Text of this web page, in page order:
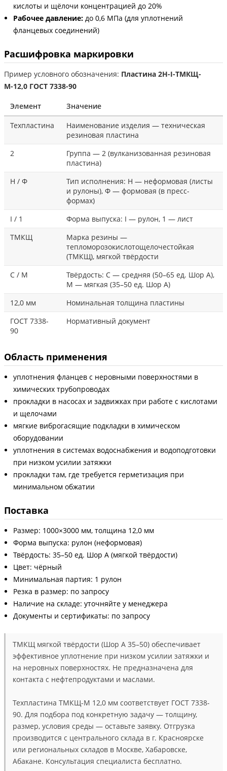
кислоты и щёлочи концентрацией до 20%
Рабочее давление: до 0,6 МПа (для уплотнений
фланцевых соединений)
Расшифровка маркировки
Пример условного обозначения: Пластина 2Н-I-ТМКЩ-
М-12,0 ГОСТ 7338-90
Элемент
Значение
Техпластина
Наименование изделия — техническая
резиновая пластина
2
Группа — 2 (вулканизованная резиновая
пластина)
Н / Ф
Тип исполнения: Н — неформовая (листы
и рулоны), Ф — формовая (в пресс-
формах)
I / 1
Форма выпуска: I — рулон, 1 — лист
ТМКЩ
Марка резины —
тепломорозокислотощелочестойкая
(ТМКЩ), мягкой твёрдости
С / М
Твёрдость: С — средняя (50–65 ед. Шор А),
М — мягкая (35–50 ед. Шор А)
12,0 мм
Номинальная толщина пластины
ГОСТ 7338-
90
Нормативный документ
Область применения
уплотнения фланцев с неровными поверхностями в
химических трубопроводах
прокладки в насосах и задвижках при работе с кислотами
и щелочами
мягкие виброгасящие подкладки в химическом
оборудовании
уплотнения в системах водоснабжения и водоподготовки
при низком усилии затяжки
прокладки там, где требуется герметизация при
минимальном обжатии
Поставка
Размер: 1000×3000 мм, толщина 12,0 мм
Форма выпуска: рулон (неформовая)
Твёрдость: 35–50 ед. Шор А (мягкой твёрдости)
Цвет: чёрный
Минимальная партия: 1 рулон
Резка в размер: по запросу
Наличие на складе: уточняйте у менеджера
Документы и сертификаты: по запросу
ТМКЩ мягкой твёрдости (Шор А 35–50) обеспечивает
эффективное уплотнение при низком усилии затяжки и
на неровных поверхностях. Не предназначена для
контакта с нефтепродуктами и маслами.
Техпластина ТМКЩ-М 12,0 мм соответствует ГОСТ 7338-
90. Для подбора под конкретную задачу — толщину,
размер, условия среды — оставьте заявку. Отгрузка
производится с центрального склада в г. Красноярске
или региональных складов в Москве, Хабаровске,
Абакане. Консультация специалиста бесплатно.